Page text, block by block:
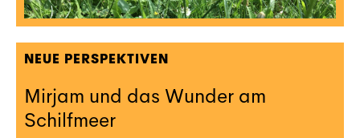
NEUE PERSPEKTIVEN
Mirjam und das Wunder am
Schilfmeer